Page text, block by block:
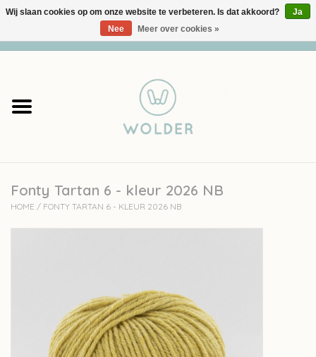
Garens
Accessoires
workshops
Over wolder
Fonty Tartan 6 - kleur 2026 NB
HOME / FONTY TARTAN 6 - KLEUR 2026 NB
Wij slaan cookies op om onze website te verbeteren. Is dat akkoord?
Ja
Nee
Meer over cookies »